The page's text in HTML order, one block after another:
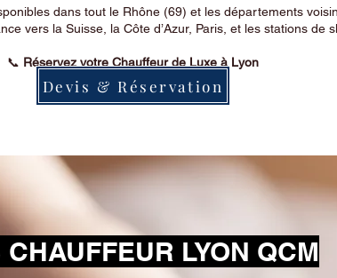
dans tout le Rhône (69) et les départements
vers la Suisse, la Côte d’Azur, Paris, et les stations de
📞 Réservez votre Chauffeur de Luxe à Lyon
Devis & Réservation
CHAUFFEUR LYON QCM